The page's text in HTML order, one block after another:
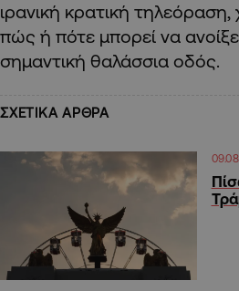
ιρανική κρατική
πώς ή πότε μπορεί να
σημαντική θαλάσσια οδός.
ΣΧΕΤΙΚΑ ΑΡΘΡΑ